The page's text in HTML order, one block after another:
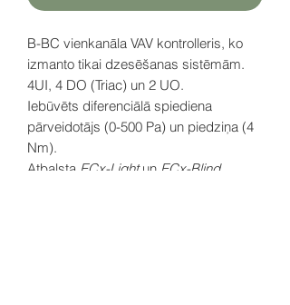
B-BC vienkanāla VAV kontrolleris, ko
izmanto tikai dzesēšanas sistēmām.
4UI, 4 DO (Triac) un 2 UO.
Iebūvēts diferenciālā spiediena
pārveidotājs (0-500 Pa) un piedziņa (4
Nm).
Atbalsta ECx-Lightun ECx-Blind